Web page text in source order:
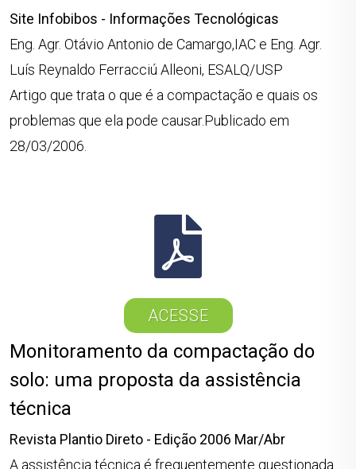
Site Infobibos - Informações Tecnológicas
Eng. Agr. Otávio Antonio de Camargo,IAC e Eng. Agr.
Luís Reynaldo Ferracciú Alleoni, ESALQ/USP
Artigo que trata o que é a compactação e quais os
problemas que ela pode causar.Publicado em
28/03/2006.
ACESSE
Monitoramento da compactação do
solo: uma proposta da assistência
técnica
Revista Plantio Direto - Edição 2006 Mar/Abr
A assistência técnica é frequentemente questionada